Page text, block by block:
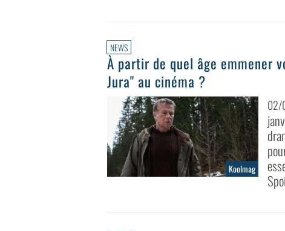
NEWS
À partir de quel âge emmener
Jura" au cinéma ?
Koolmag
02/